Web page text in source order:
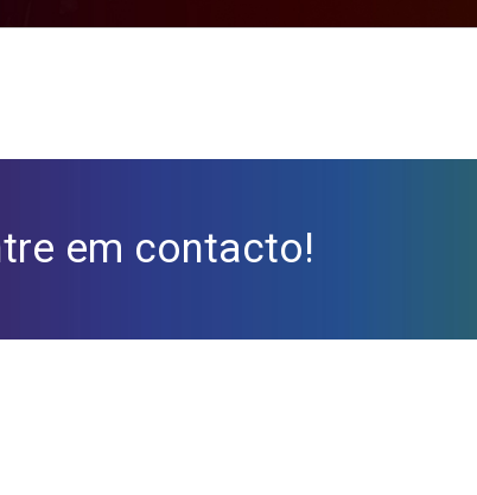
em contacto!